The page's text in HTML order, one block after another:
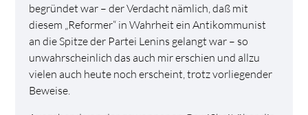
begründet war – der Verdacht nämlich, daß mit
diesem „Reformer“ in Wahrheit ein Antikommunist
an die Spitze der Partei Lenins gelangt war – so
unwahrscheinlich das auch mir erschien und allzu
vielen auch heute noch erscheint, trotz vorliegender
Beweise.